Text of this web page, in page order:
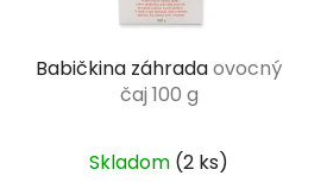
Babičkina záhradaovocný
čaj 100 g
Skladom (2 ks)